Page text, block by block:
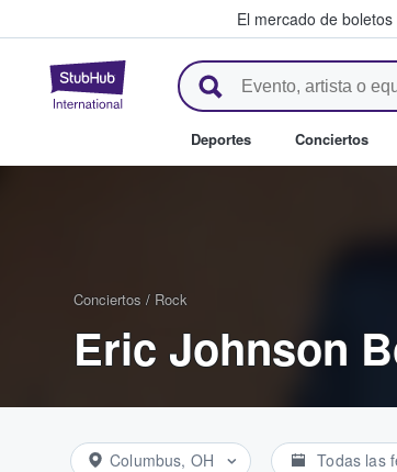
El mercado de
StubHub: donde los
Deportes Conciertos
Conciertos / Rock
Eric Johnson
Columbus, OH Todas las